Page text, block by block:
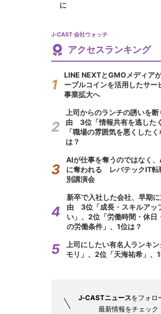
に
J-CAST 会社ウォッチ
アクセスランキング
LINE NEXTとGMOメディア
ーブルコインを活用したサー
事業拡大へ
上司からのランチの誘いを
由 3位「情報共有を逃した
「職場の雰囲気を悪くした
は？
AIが仕事を奪うのではなく
に奪われる レバテックIT転
別講演会
新卒で入社した会社、早期
由 3位「成長・スキルアッ
い」、2位「労働時間・休日
の労働条件」、1位は？
上司にしたい有名人ランキ
モリ」、2位「天海祐希」、
J-CASTニュースをフォロ
最新情報をチェック